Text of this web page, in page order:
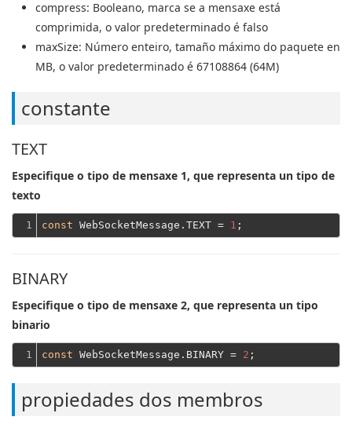
compress: Booleano, marca se a mensaxe está
comprimida, o valor predeterminado é falso
maxSize: Número enteiro, tamaño máximo do paquete en
MB, o valor predeterminado é 67108864 (64M)
constante
TEXT
Especifique o tipo de mensaxe 1, que representa un tipo de
texto
1 const WebSocketMessage.TEXT = 1
BINARY
Especifique o tipo de mensaxe 2, que representa un tipo
binario
1 const WebSocketMessage.BINARY = 2
propiedades dos membros